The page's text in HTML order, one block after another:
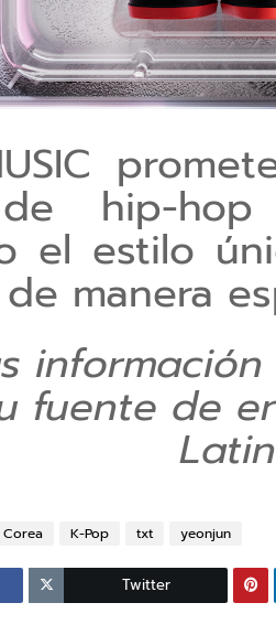
de hip-
el estilo
manera
fuente de
Corea K-Pop txt yeonjun
Twitter